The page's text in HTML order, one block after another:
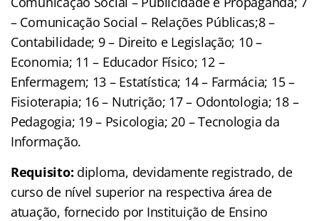
– Comunicação Social – Relações Públicas;8 –
Contabilidade; 9 – Direito e Legislação; 10 –
Economia; 11 – Educador Físico; 12 –
Enfermagem; 13 – Estatística; 14 – Farmácia; 15 –
Fisioterapia; 16 – Nutrição; 17 – Odontologia; 18 –
Pedagogia; 19 – Psicologia; 20 – Tecnologia da
Informação.
Requisito: diploma, devidamente registrado, de
curso de nível superior na respectiva área de
atuação, fornecido por Instituição de Ensino